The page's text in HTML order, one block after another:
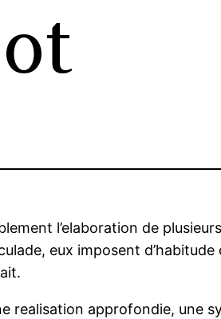
l’elaboration de
eux imposent
realisation approfondie, une